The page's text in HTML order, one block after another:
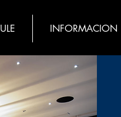
INFORMACION